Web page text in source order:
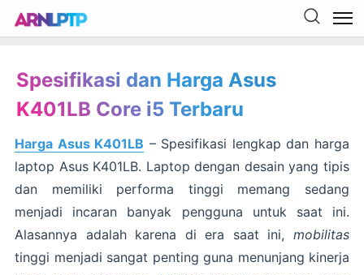
Spesifikasi dan Harga Asus
K401LB Core i5 Terbaru
Harga Asus K401LB – Spesifikasi lengkap dan harga
laptop Asus K401LB. Laptop dengan desain yang tipis
dan memiliki performa tinggi memang sedang
menjadi incaran banyak pengguna untuk saat ini.
Alasannya adalah karena di era saat ini, mobilitas
tinggi menjadi sangat penting guna menunjang kinerja